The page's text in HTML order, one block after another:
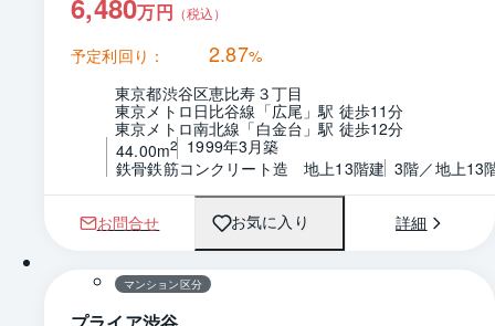
6,480万円 （税込）
予定利回り： 2.87%
東京都渋谷区恵比寿３丁目
東京メトロ日比谷線「広尾」駅 徒歩11分
東京メトロ南北線「白金台」駅 徒歩12分
44.00m2
1999年3月築
鉄骨鉄筋コンクリート造　地上13階建 3階／地上13
お問合せ お気に入り 詳細
間取り
マンション区分